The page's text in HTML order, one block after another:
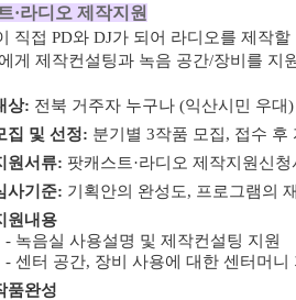
·라디오 제작지원
직접 PD와 DJ가 되어 라디오를 제작
게 제작컨설팅과 녹음 공간/장비를 지
상: 전북 거주자 누구나 (익산시민 우대)
집 및 선정: 분기별 3작품 모집, 접수 후
원서류: 팟캐스트·라디오 제작지원신
사기준: 기획안의 완성도, 프로그램의
원내용
- 녹음실 사용설명 및 제작컨설팅 지원
- 센터 공간, 장비 사용에 대한 센터머니
품완성